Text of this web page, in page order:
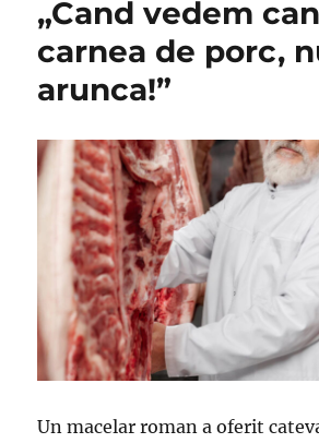
„Cand vedem
carnea de porc,
arunca!”
Un macelar roman a oferit